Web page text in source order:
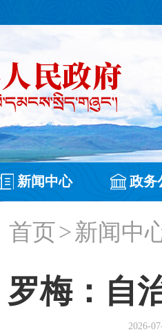
新闻中心 政务
首页>新闻中
罗梅：自
2026-